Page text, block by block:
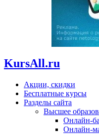
KursAll.ru
Акции, скидки
Бесплатные курсы
Разделы сайта
Высшее
Онлайн-
Онлайн-